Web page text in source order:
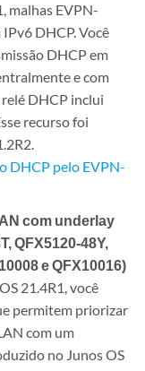
malhas EVPN-
DHCP. Você
DHCP em
e com
DHCP inclui
recurso foi
DHCP pelo EVPN-
com underlay
QFX5120-48Y,
e QFX10016)
21.4R1, você
permitem priorizar
com um
no Junos OS